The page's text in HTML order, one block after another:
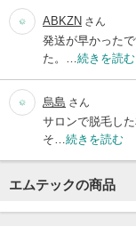
ABKZN さん
発送が早かった
た。… 続きを読む
烏島 さん
サロンで脱毛し
そ… 続きを読む
エムテックの商品